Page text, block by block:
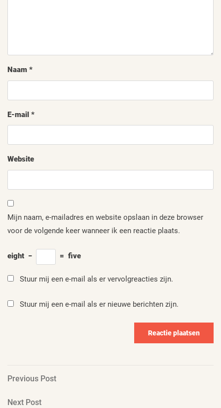
Naam *
E-mail *
Website
Mijn naam, e-mailadres en website opslaan in deze browser
voor de volgende keer wanneer ik een reactie plaats.
eight − = five
Stuur mij een e-mail als er vervolgreacties zijn.
Stuur mij een e-mail als er nieuwe berichten zijn.
Berichtnavigatie
Previous
Previous Post
Next
Next Post